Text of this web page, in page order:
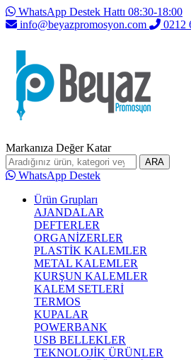
WhatsApp Destek Hattı 08:30-18:00
info@beyazpromosyon.com
0212
Markanıza Değer Katar
ARA
WhatsApp Destek
Ürün Grupları
AJANDALAR
DEFTERLER
ORGANİZERLER
PLASTİK KALEMLER
METAL KALEMLER
KURŞUN KALEMLER
KALEM SETLERİ
TERMOS
KUPALAR
POWERBANK
USB BELLEKLER
TEKNOLOJİK ÜRÜNLER